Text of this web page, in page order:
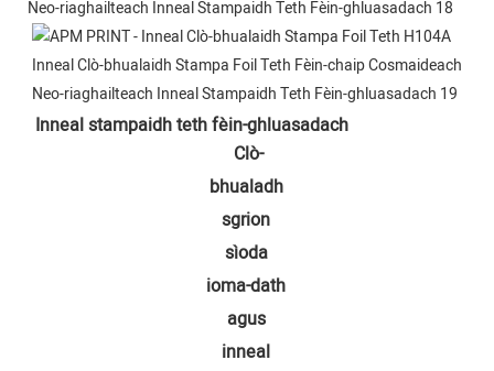
Inneal stampaidh teth fèin-ghluasadach
Clò-
bhualadh
sgrion
sìoda
ioma-dath
agus
inneal